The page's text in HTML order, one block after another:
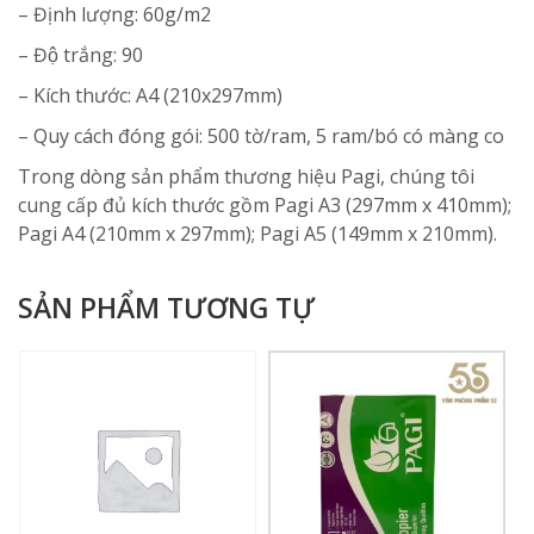
– Định lượng: 60g/m2
– Độ trắng: 90
– Kích thước: A4 (210x297mm)
– Quy cách đóng gói: 500 tờ/ram, 5 ram/bó có màng co
Trong dòng sản phẩm thương hiệu Pagi, chúng tôi
cung cấp đủ kích thước gồm Pagi A3 (297mm x 410mm);
Pagi A4 (210mm x 297mm); Pagi A5 (149mm x 210mm).
SẢN PHẨM TƯƠNG TỰ